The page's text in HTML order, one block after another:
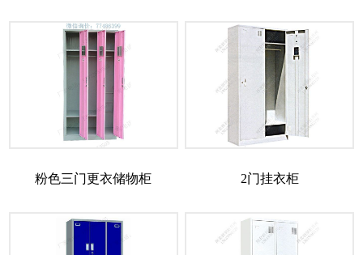
粉色三门更衣储物柜 2门挂衣柜